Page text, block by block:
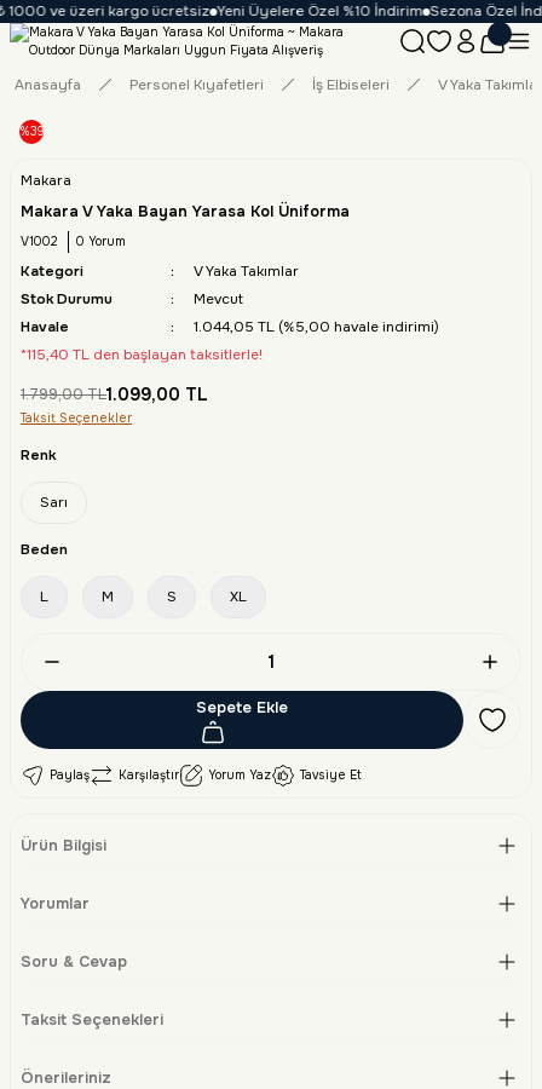
1000 ve üzeri kargo ücretsiz Yeni Üyelere Özel %10 İndirim Sezona Özel
Anasayfa Personel Kıyafetleri İş Elbiseleri V Yaka Takımlar
%39
Makara
Makara V Yaka Bayan Yarasa Kol Üniforma
V1002 0 Yorum
Kategori
V Yaka Takımlar
Stok Durumu
Mevcut
Havale
1.044,05 TL (%5,00 havale indirimi)
*115,40 TL den başlayan taksitlerle!
1.799,00 TL1.099,00 TL
Taksit Seçenekler
Renk
Sarı
Beden
L M S XL
Sepete Ekle
Paylaş Karşılaştır Yorum Yaz Tavsiye Et
Ürün Bilgisi
Yorumlar
Soru & Cevap
Taksit Seçenekleri
Önerileriniz